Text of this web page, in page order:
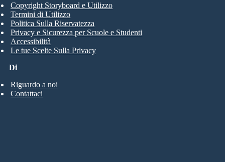
Di
Riguardo a noi
Contattaci
Copyright Storyboard e Utilizzo
Termini di Utilizzo
Politica Sulla Riservatezza
Privacy e Sicurezza per Scuole e Studenti
Accessibilità
Le tue Scelte Sulla Privacy